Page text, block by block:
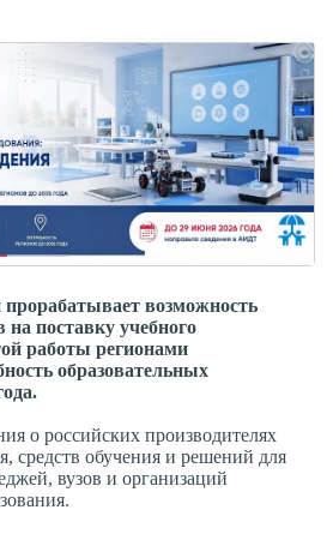
возможность
поставку учебного
работы регионами
образовательных
о российских производителях
средств обучения и решений для
вузов и организаций